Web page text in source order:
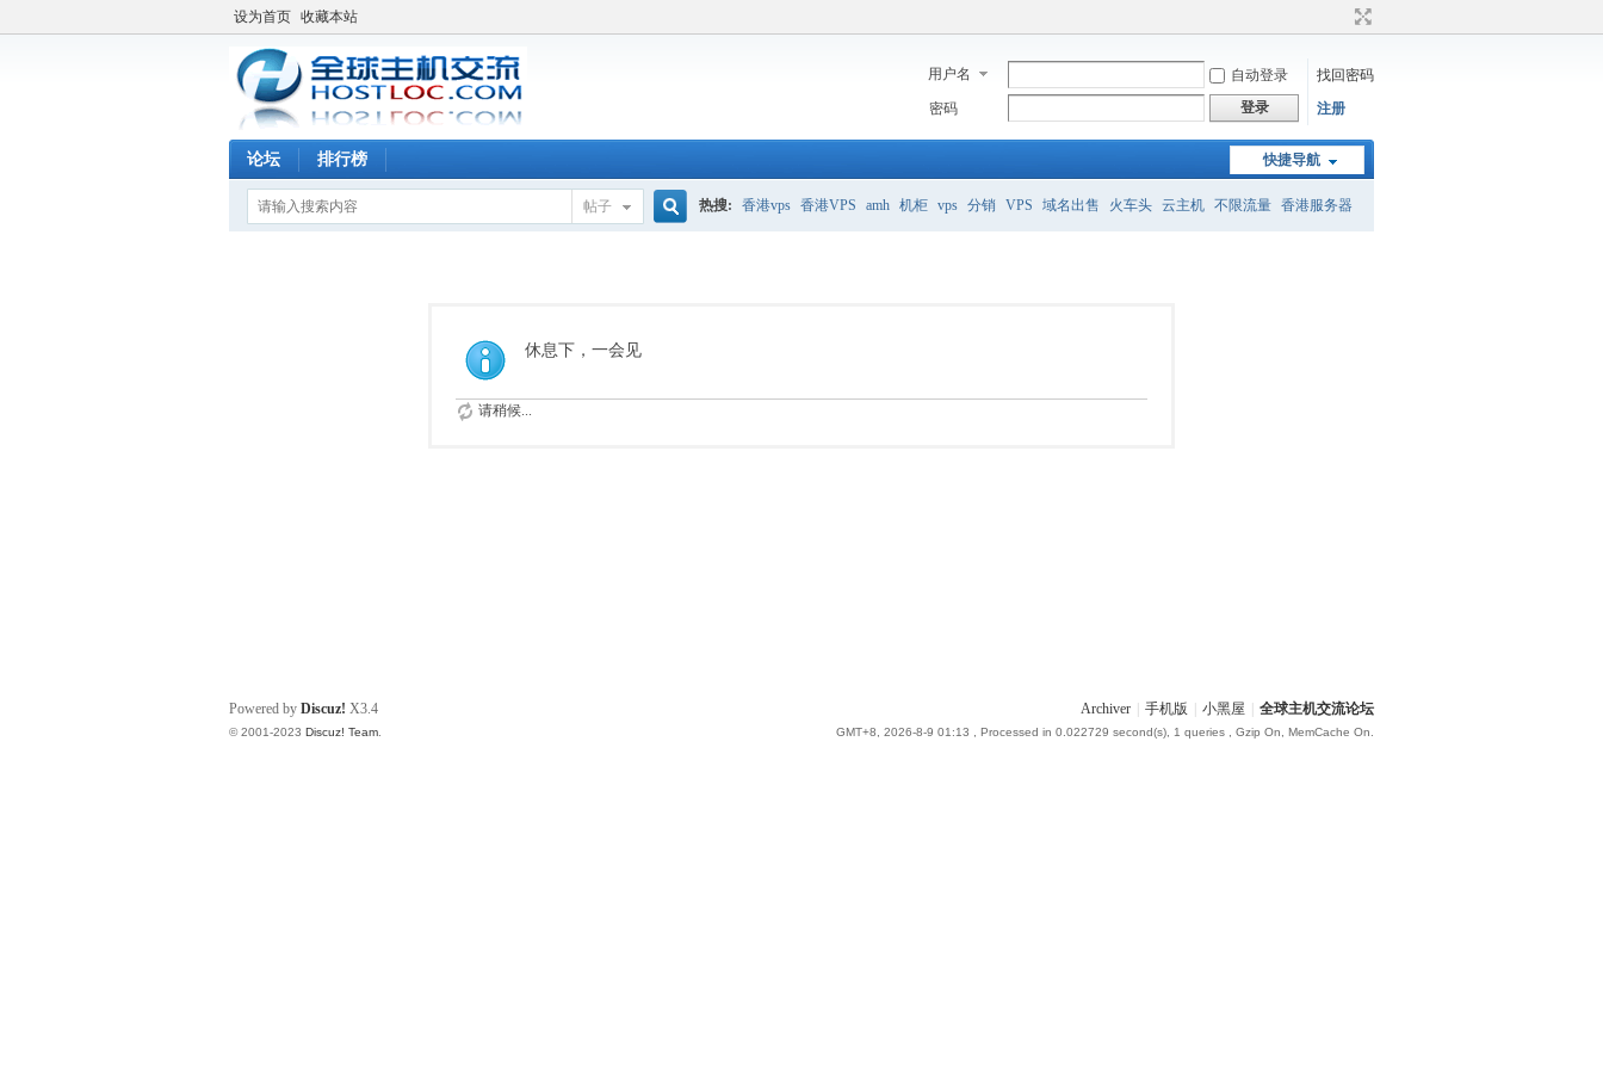
设为首页 收藏本站
用户名 自动登录
找回密码
密码
登录 注册
快捷导航
论坛 排行榜
帖子 热搜: 香港vps 香港VPS amh 机柜 vps 分销 VPS 域名出售 火车头 云主机 不限流量 香港服务器
休息下，一会见
请稍候...
Archiver 手机版 小黑屋 全球主机交流论坛
GMT+8, 2026-8-9 01:13 , Processed in 0.022729 second(s), 1 queries , Gzip On, MemCache On.
Powered by Discuz! X3.4
© 2001-2023 Discuz! Team